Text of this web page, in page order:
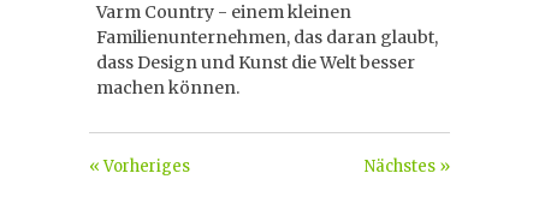
Varm Country - einem kleinen
Familienunternehmen, das daran glaubt,
dass Design und Kunst die Welt besser
machen können.
Nächstes »
« Vorheriges